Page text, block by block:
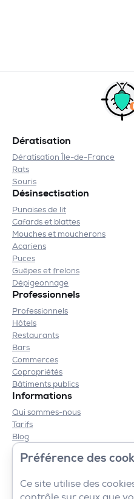
Préférence des
Ce site utilise des
Dératisation
Dératisation Île-de-France
Rats
Souris
Désinsectisation
Punaises de lit
Cafards et blattes
Mouches et moucherons
Acariens
Puces
Guêpes et frelons
Dépigeonnage
Professionnels
Professionnels
Hôtels
Restaurants
Bars
Commerces
Copropriétés
Bâtiments publics
Informations
Qui sommes-nous
Tarifs
Blog
Contact
Mentions légales